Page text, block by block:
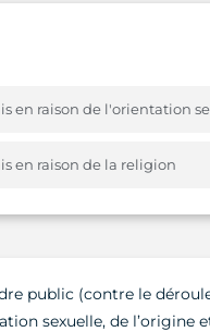
en raison de l'orientation
en raison de la religion
public (contre le
sexuelle, de l’origine